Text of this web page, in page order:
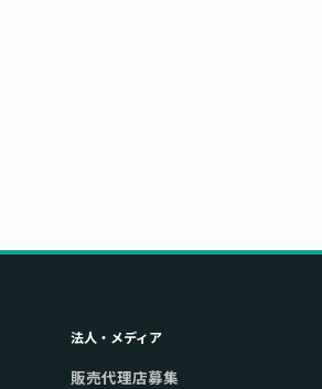
法人・メディア
販売代理店募集